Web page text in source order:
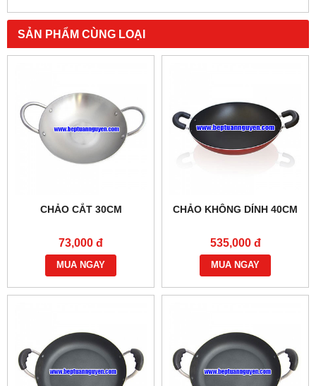
SẢN PHẨM CÙNG LOẠI
CHẢO CẮT 30CM
73,000 đ
MUA NGAY
CHẢO KHÔNG DÍNH 40CM
535,000 đ
MUA NGAY